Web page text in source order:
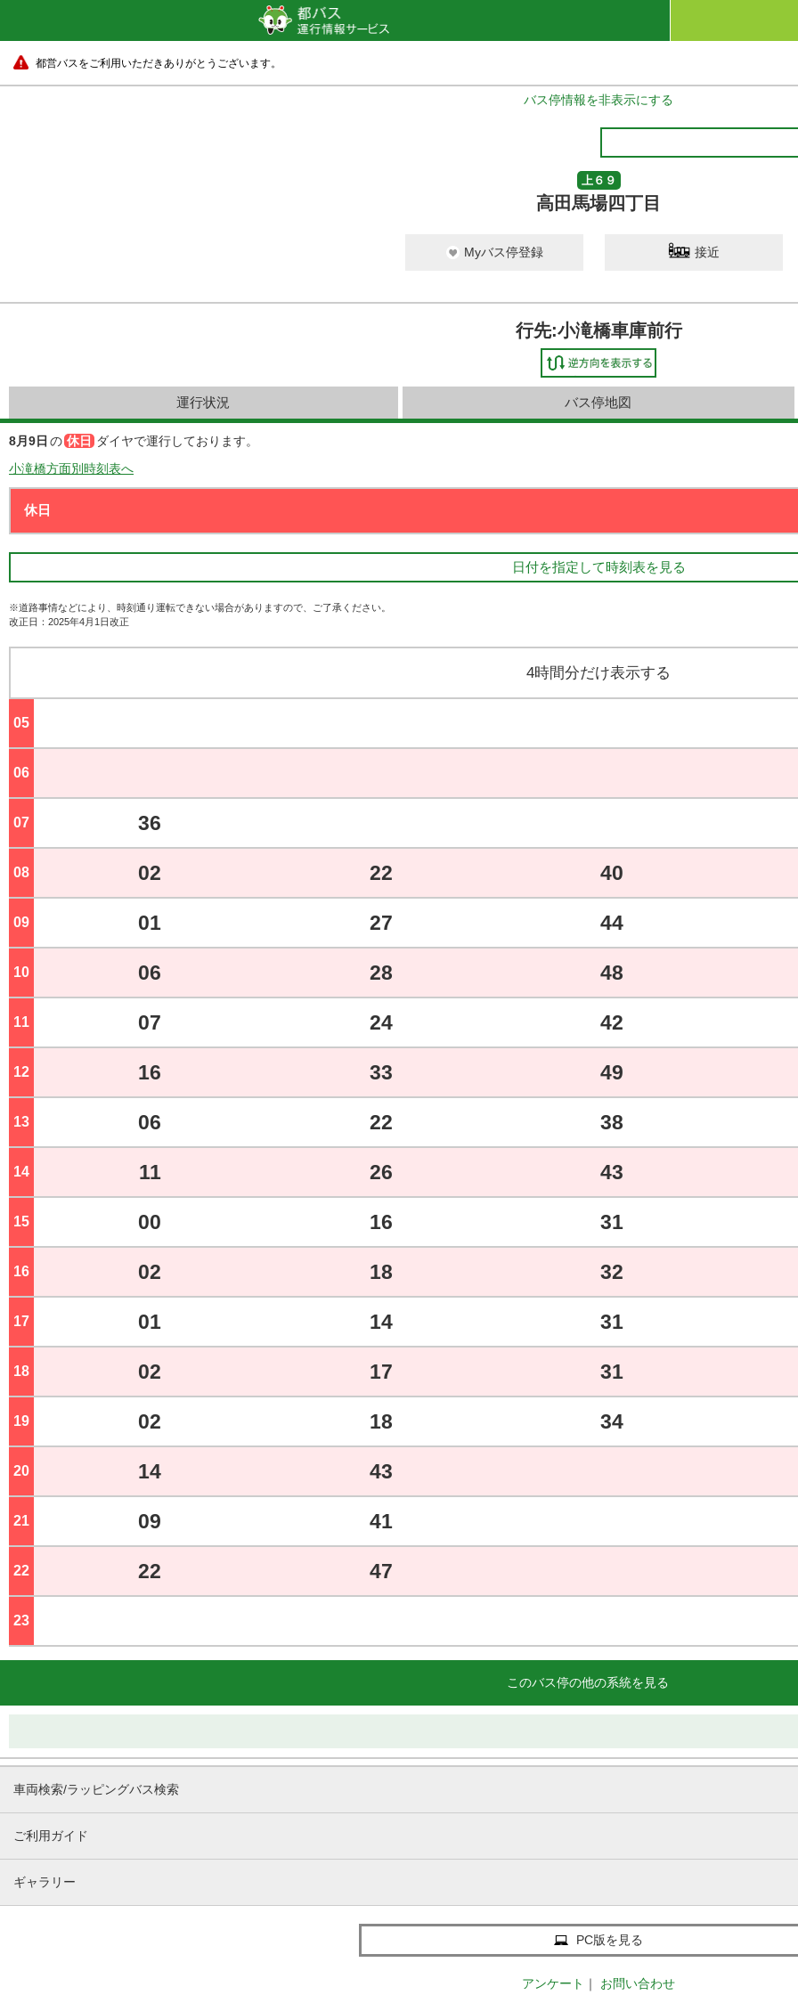
都営バスをご利用いただきありがとうございます。
バス停情報を非表示にする
上６９
高田馬場四丁目
Myバス停登録 接近
行先:小滝橋車庫前行
運行状況 バス停地図
8月9日 の 休日
ダイヤで運行しております。
小滝橋方面別時刻表へ
日付を指定して時刻表を見る
※道路事情などにより、時刻通り運転できない場合がありますので、ご了承ください。
改正日：2025年4月1日改正
4時間分だけ表示する
05
06
07 36
08 02 22 40
09 01 27 44
10 06 28 48
11 07 24 42
12 16 33 49
13 06 22 38
14 11 26 43
15 00 16 31
16 02 18 32
17 01 14 31
18 02 17 31
19 02 18 34
20 14 43
21 09 41
22 22 47
23
このバス停の他の系統を見る
車両検索/ラッピングバス検索
ご利用ガイド
ギャラリー
PC版を見る
アンケート ｜ お問い合わせ